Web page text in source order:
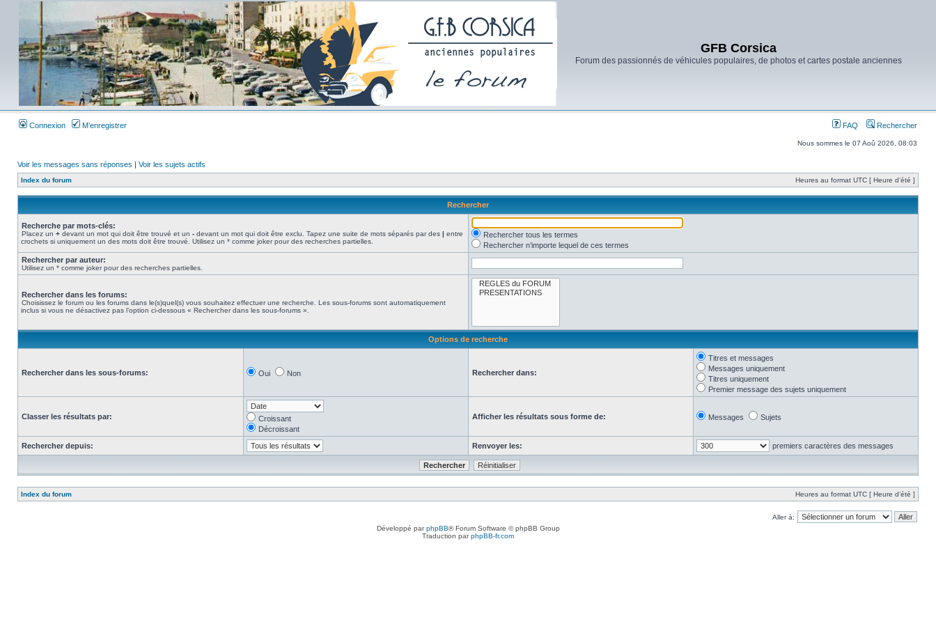
GFB Corsica
Forum des passionnés de véhicules populaires, de photos et cartes postale anciennes
Connexion M’enregistrer FAQ Rechercher
Nous sommes le 07 Aoû 2026, 08:03
Voir les messages sans réponses | Voir les sujets actifs
Index du forum Heures au format UTC [ Heure d’été ]
Rechercher
Recherche par mots-clés:
Placez un + devant un mot qui doit être trouvé et un - devant un mot qui doit être exclu. Tapez une suite de mots séparés par des | entre
crochets si uniquement un des mots doit être trouvé. Utilisez un * comme joker pour des recherches partielles.
Rechercher tous les termes
Rechercher n’importe lequel de ces termes
Rechercher par auteur:
Utilisez un * comme joker pour des recherches partielles.
Rechercher dans les forums:
Choisissez le forum ou les forums dans le(s)quel(s) vous souhaitez effectuer une recherche. Les sous-forums sont automatiquement
inclus si vous ne désactivez pas l’option ci-dessous « Rechercher dans les sous-forums ».
Options de recherche
Rechercher dans les sous-forums: Oui Non Rechercher dans:
Titres et messages
Messages uniquement
Titres uniquement
Premier message des sujets uniquement
Classer les résultats par:
Croissant
Décroissant
Afficher les résultats sous forme de: Messages Sujets
Rechercher depuis: Renvoyer les: premiers caractères des messages
Index du forum Heures au format UTC [ Heure d’été ]
Aller à:
Développé parphpBB® Forum Software © phpBB Group
Traduction parphpBB-fr.com